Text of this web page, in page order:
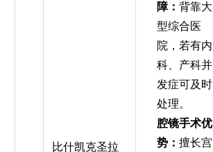
比什凯克圣拉
障： 背靠大
型综合医
院，若有内
科、产科并
发症可及时
处理。
腔镜手术优
势： 擅长宫